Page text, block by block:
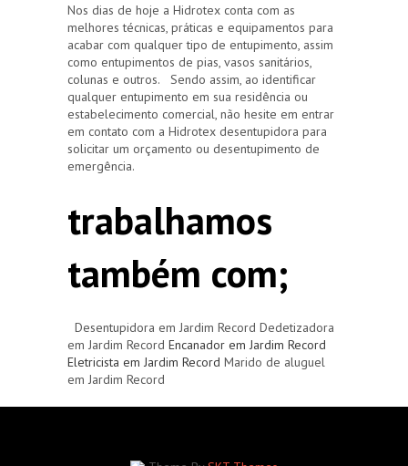
Nos dias de hoje a Hidrotex conta com as
melhores técnicas, práticas e equipamentos para
acabar com qualquer tipo de entupimento, assim
como entupimentos de pias, vasos sanitários,
colunas e outros. Sendo assim, ao identificar
qualquer entupimento em sua residência ou
estabelecimento comercial, não hesite em entrar
em contato com a Hidrotex desentupidora para
solicitar um orçamento ou desentupimento de
emergência.
trabalhamos
também com;
Desentupidora em Jardim Record Dedetizadora
em Jardim Record Encanador em Jardim Record
Eletricista em Jardim Record Marido de aluguel
em Jardim Record